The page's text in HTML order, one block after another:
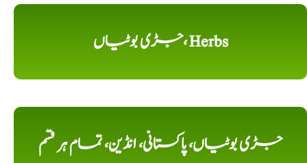
جڑی بوٹیاں، Herbs
جڑی بوٹیاں، پاکستانی، انڈین، تمام ہر قسم